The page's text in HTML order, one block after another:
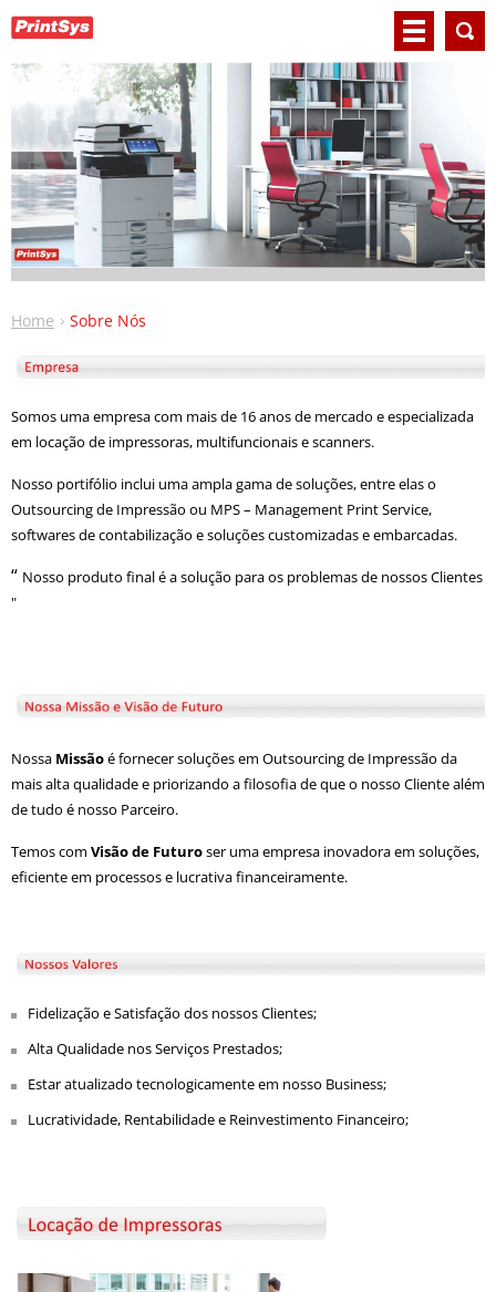
Home Sobre Nós
Somos uma empresa com mais de 16 anos de mercado e especializada
em locação de impressoras, multifuncionais e scanners.
Nosso portifólio inclui uma ampla gama de soluções, entre elas o
Outsourcing de Impressão ou MPS – Management Print Service,
softwares de contabilização e soluções customizadas e embarcadas.
“ Nosso produto final é a solução para os problemas de nossos Clientes
"
Nossa Missãoé fornecer soluções em Outsourcing de Impressão da
mais alta qualidade e priorizando a filosofia de que o nosso Cliente além
de tudo é nosso Parceiro.
Temos com Visão de Futuroser uma empresa inovadora em soluções,
eficiente em processos e lucrativa financeiramente.
Fidelização e Satisfação dos nossos Clientes;
Alta Qualidade nos Serviços Prestados;
Estar atualizado tecnologicamente em nosso Business;
Lucratividade, Rentabilidade e Reinvestimento Financeiro;